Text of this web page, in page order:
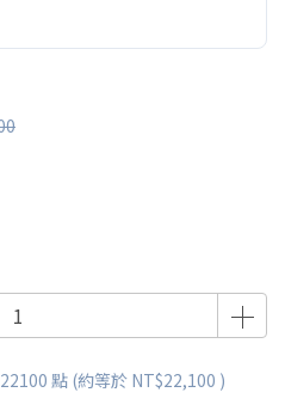
22100 點 (約等於 NT$22,100 )